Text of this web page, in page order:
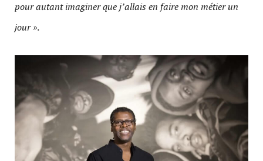
pour autant imaginer que j’allais en faire mon métier un
jour ».